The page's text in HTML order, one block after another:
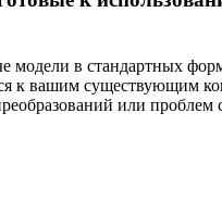
модели в стандартных
к вашим существующим
или проблем